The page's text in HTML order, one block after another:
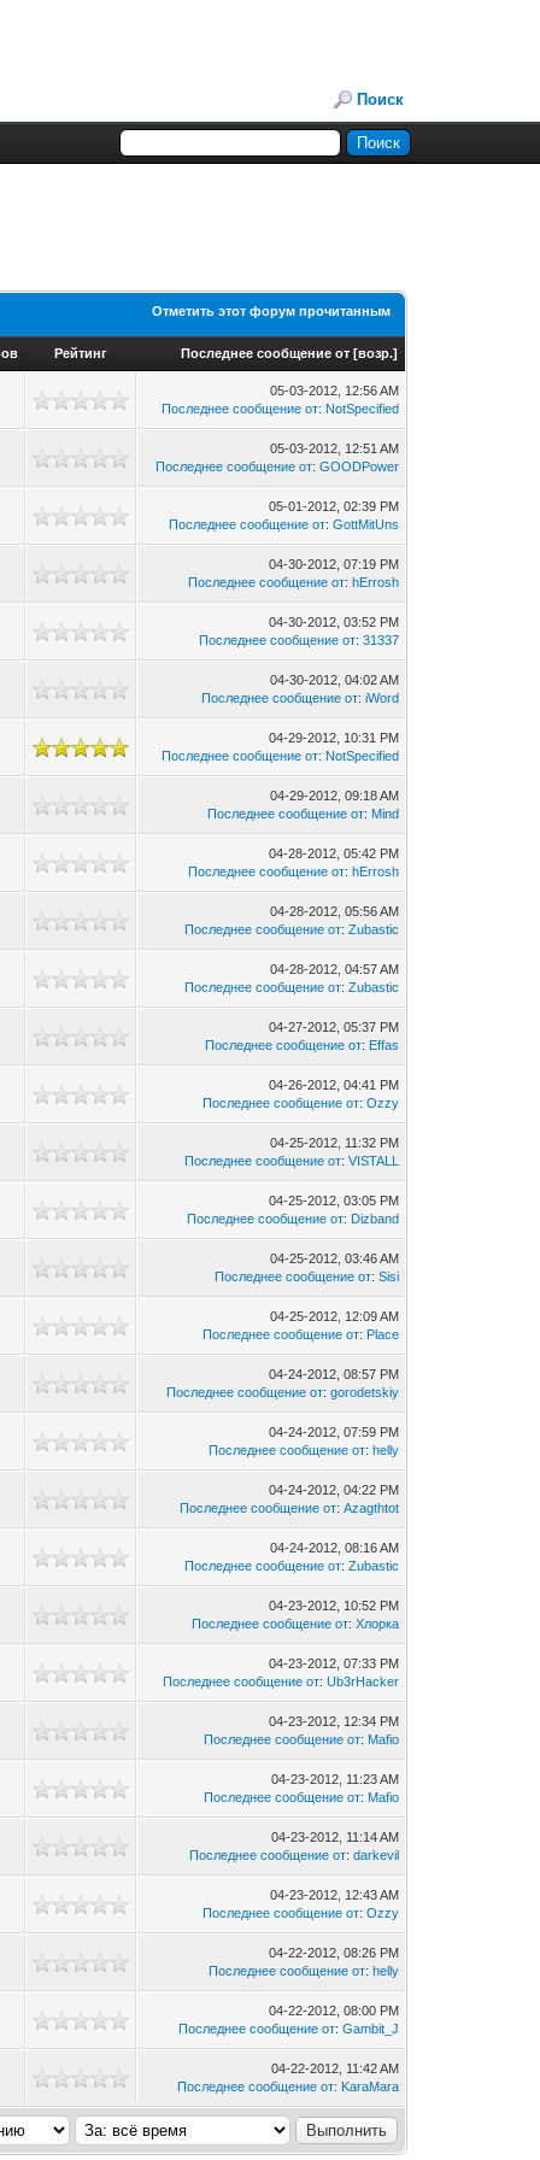
Поиск
Отметить этот форум прочитанным
Рейтинг Последнее сообщение от [возр.]
05-03-2012, 12:56 AM
Последнее сообщение от: NotSpecified
05-03-2012, 12:51 AM
Последнее сообщение от:GOODPower
05-01-2012, 02:39 PM
Последнее сообщение от:GottMitUns
04-30-2012, 07:19 PM
Последнее сообщение от:hErrosh
04-30-2012, 03:52 PM
Последнее сообщение от:31337
04-30-2012, 04:02 AM
Последнее сообщение от:iWord
04-29-2012, 10:31 PM
Последнее сообщение от: NotSpecified
04-29-2012, 09:18 AM
Последнее сообщение от: Mind
04-28-2012, 05:42 PM
Последнее сообщение от:hErrosh
04-28-2012, 05:56 AM
Последнее сообщение от:Zubastic
04-28-2012, 04:57 AM
Последнее сообщение от:Zubastic
04-27-2012, 05:37 PM
Последнее сообщение от: Effas
04-26-2012, 04:41 PM
Последнее сообщение от:Ozzy
04-25-2012, 11:32 PM
Последнее сообщение от:VISTALL
04-25-2012, 03:05 PM
Последнее сообщение от: Dizband
04-25-2012, 03:46 AM
Последнее сообщение от:Sisi
04-25-2012, 12:09 AM
Последнее сообщение от: Place
04-24-2012, 08:57 PM
Последнее сообщение от:gorodetskiy
04-24-2012, 07:59 PM
Последнее сообщение от:helly
04-24-2012, 04:22 PM
Последнее сообщение от:Azagthtot
04-24-2012, 08:16 AM
Последнее сообщение от:Zubastic
04-23-2012, 10:52 PM
Последнее сообщение от:Хлорка
04-23-2012, 07:33 PM
Последнее сообщение от:Ub3rHacker
04-23-2012, 12:34 PM
Последнее сообщение от: Mafio
04-23-2012, 11:23 AM
Последнее сообщение от: Mafio
04-23-2012, 11:14 AM
Последнее сообщение от:darkevil
04-23-2012, 12:43 AM
Последнее сообщение от:Ozzy
04-22-2012, 08:26 PM
Последнее сообщение от:helly
04-22-2012, 08:00 PM
Последнее сообщение от:Gambit_J
04-22-2012, 11:42 AM
Последнее сообщение от: KaraMara